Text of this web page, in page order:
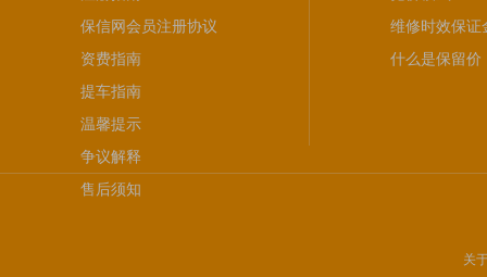
保信网会员注册协议
资费指南
提车指南
温馨提示
争议解释
售后须知
维修时效保证
什么是保留价
关